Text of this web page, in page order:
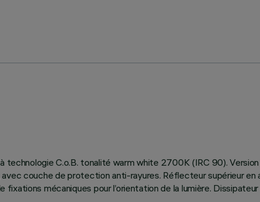
technologie C.o.B. tonalité warm white 2700K (IRC 90).
couche de protection anti-rayures. Réflecteur supérieur en
mécaniques pour l’orientation de la lumière.